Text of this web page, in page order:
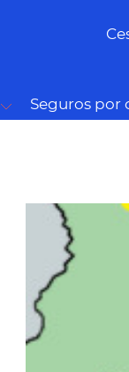
Seguros por